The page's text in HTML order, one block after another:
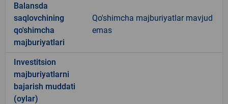
Balansda
saqlovchining
qo'shimcha
majburiyatlari
Qo'shimcha majburiyatlar mavjud
emas
Investitsion
majburiyatlarni
bajarish muddati
(oylar)